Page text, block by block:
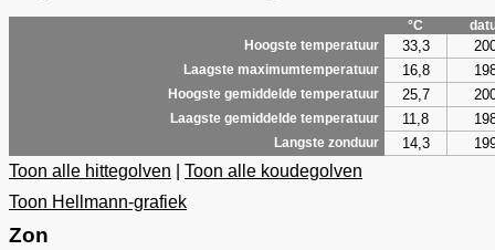
°C
Hoogste temperatuur
33,3
Laagste maximumtemperatuur 16,8
Hoogste gemiddelde temperatuur 25,7
Laagste gemiddelde temperatuur 11,8
Langste zonduur 14,3
Toon alle hittegolven
Toon alle koudegolven
Toon Hellmann-grafiek
Zon